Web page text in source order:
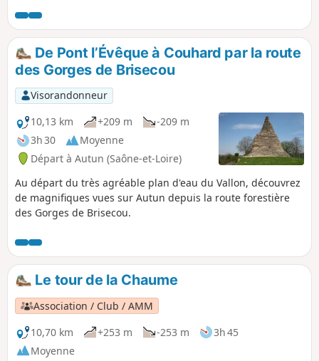
De Pont l’Évêque à Couhard par la route
des Gorges de Brisecou
Visorandonneur
10,13 km
+209 m
-209 m
3h 30
Moyenne
Départ à Autun (Saône-et-Loire)
Au départ du très agréable plan d'eau du Vallon, découvrez
de magnifiques vues sur Autun depuis la route forestière
des Gorges de Brisecou.
Le tour de la Chaume
Association / Club / AMM
10,70 km
+253 m -253 m
3h 45
Moyenne